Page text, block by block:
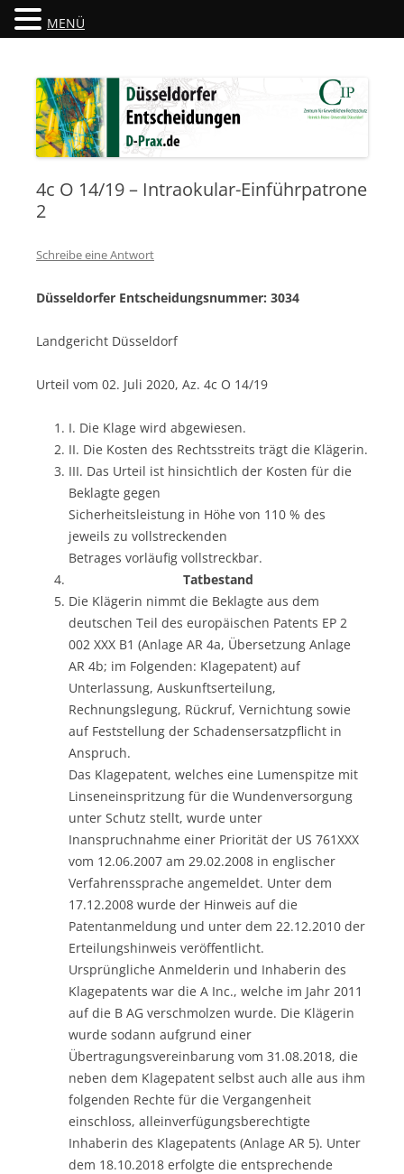
Düsseldorfer Entscheidungen
4c O 14/19 – Intraokular-Einführpatrone
2
Schreibe eine Antwort
Düsseldorfer Entscheidungsnummer: 3034
Landgericht Düsseldorf
Urteil vom 02. Juli 2020, Az. 4c O 14/19
I. Die Klage wird abgewiesen.
II. Die Kosten des Rechtsstreits trägt die Klägerin.
III. Das Urteil ist hinsichtlich der Kosten für die
Beklagte gegen
Sicherheitsleistung in Höhe von 110 % des
jeweils zu vollstreckenden
Betrages vorläufig vollstreckbar.
Tatbestand
Die Klägerin nimmt die Beklagte aus dem
deutschen Teil des europäischen Patents EP 2
002 XXX B1 (Anlage AR 4a, Übersetzung Anlage
AR 4b; im Folgenden: Klagepatent) auf
Unterlassung, Auskunftserteilung,
Rechnungslegung, Rückruf, Vernichtung sowie
auf Feststellung der Schadensersatzpflicht in
Anspruch.
Das Klagepatent, welches eine Lumenspitze mit
Linseneinspritzung für die Wundenversorgung
unter Schutz stellt, wurde unter
Inanspruchnahme einer Priorität der US 761XXX
vom 12.06.2007 am 29.02.2008 in englischer
Verfahrenssprache angemeldet. Unter dem
17.12.2008 wurde der Hinweis auf die
Patentanmeldung und unter dem 22.12.2010 der
Erteilungshinweis veröffentlicht.
Ursprüngliche Anmelderin und Inhaberin des
Klagepatents war die A Inc., welche im Jahr 2011
auf die B AG verschmolzen wurde. Die Klägerin
wurde sodann aufgrund einer
Übertragungsvereinbarung vom 31.08.2018, die
neben dem Klagepatent selbst auch alle aus ihm
folgenden Rechte für die Vergangenheit
einschloss, alleinverfügungsberechtigte
Inhaberin des Klagepatents (Anlage AR 5). Unter
dem 18.10.2018 erfolgte die entsprechende
MENÜ